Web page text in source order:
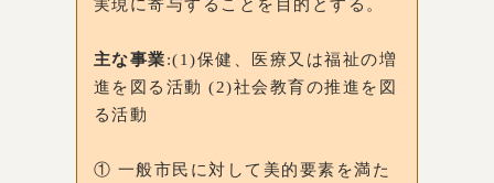
実現に寄与することを目的とする。
主な事業:(1)保健、医療又は福祉の増
進を図る活動 (2)社会教育の推進を図
る活動
① 一般市民に対して美的要素を満た